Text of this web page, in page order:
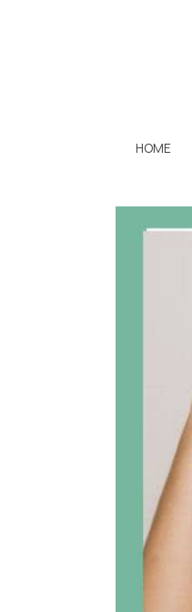
HOME